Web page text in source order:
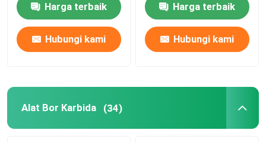
Alat Bor Karbida
bahan tungsten karbida
Sisipan Penggilingan Karbida
Sisipan Threading Karbida
Harga terbaik
Hubungi kami
Harga terbaik
Hubungi kami
Alat Bor Karbida (34)